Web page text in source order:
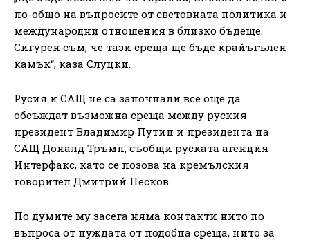
по-общо на въпросите от световната политика и
международни отношения в близко бъдеще.
Сигурен съм, че тази среща ще бъде крайъгълен
камък“, каза Слуцки.
Русия и САЩ не са започнали все още да
обсъждат възможна среща между руския
президент Владимир Путин и президента на
САЩ Доналд Тръмп, съобщи руската агенция
Интерфакс, като се позова на кремълския
говорител Дмитрий Песков.
По думите му засега няма контакти нито по
въпроса от нуждата от подобна среща, нито за